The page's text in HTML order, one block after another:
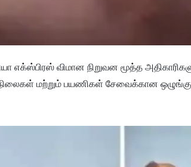
எக்ஸ்பிரஸ் விமான நிறுவன மூத்த
மற்றும் பயணிகள் சேவைக்கான